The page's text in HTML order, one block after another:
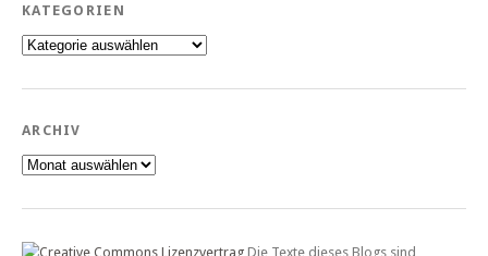
KATEGORIEN
Kategorien
ARCHIV
Archiv
Die Texte dieses Blogs sind